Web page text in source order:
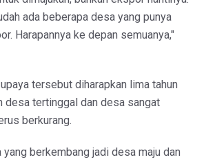
ada beberapa desa yang punya
Harapannya ke depan semuanya,"
tersebut diharapkan lima tahun
desa tertinggal dan desa sangat
berkurang.
berkembang jadi desa maju dan